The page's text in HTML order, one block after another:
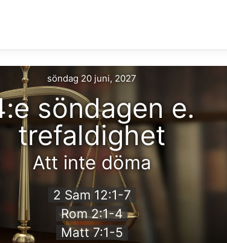
söndag 20 juni, 2027
söndagen e.
trefaldighet
Att inte döma
2 Sam 12:1-7
Rom 2:1-4
Matt 7:1-5